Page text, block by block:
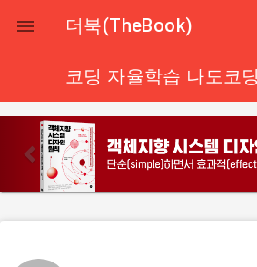
 더북(TheBook)
코딩 자율학습 나도코
p
r
o